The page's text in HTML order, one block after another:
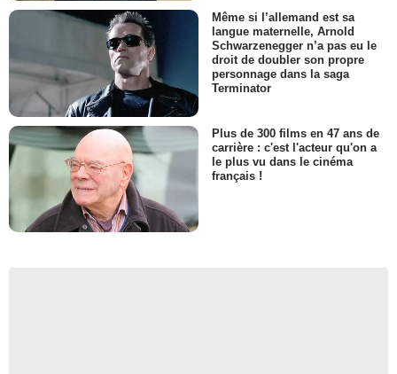
Même si l’allemand est sa
langue maternelle, Arnold
Schwarzenegger n’a pas eu le
droit de doubler son propre
personnage dans la saga
Terminator
Plus de 300 films en 47 ans de
carrière : c'est l'acteur qu'on a
le plus vu dans le cinéma
français !